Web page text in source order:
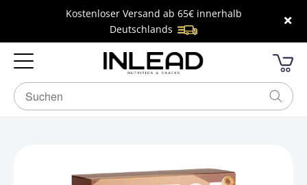
Kostenloser Versand ab 65€ innerhalb
Deutschlands
×